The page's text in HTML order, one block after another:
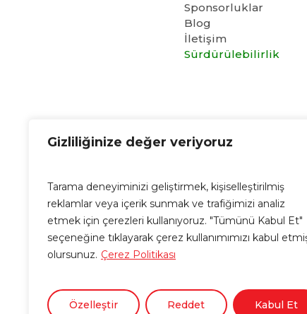
Gizliliğinize değer veriyoruz
Tarama deneyiminizi geliştirmek, kişiselleştirilmiş
reklamlar veya içerik sunmak ve trafiğimizi analiz
etmek için çerezleri kullanıyoruz. "Tümünü Kabul Et"
seçeneğine tıklayarak çerez kullanımımızı kabul
olursunuz. Çerez Politikası
Özelleştir Reddet Kabul Et
Sponsorluklar
Blog
İletişim
Sürdürülebilirlik